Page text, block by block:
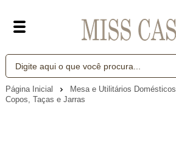
Página Inicial
Mesa e Utilitários Domésticos
Copos, Taças e Jarras